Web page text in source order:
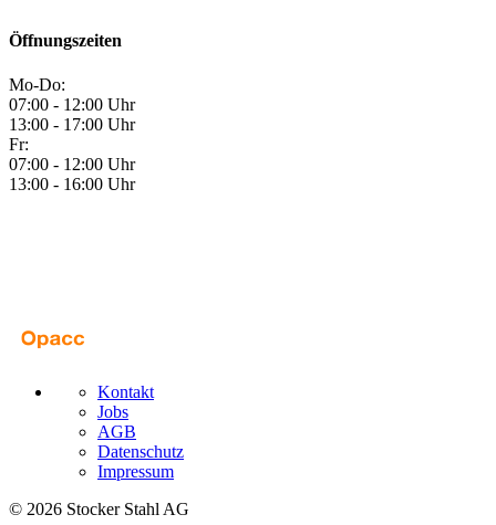
Öffnungszeiten
Mo-Do:
07:00 - 12:00 Uhr
13:00 - 17:00 Uhr
Fr:
07:00 - 12:00 Uhr
13:00 - 16:00 Uhr
Kontakt
Jobs
AGB
Datenschutz
Impressum
© 2026 Stocker Stahl AG